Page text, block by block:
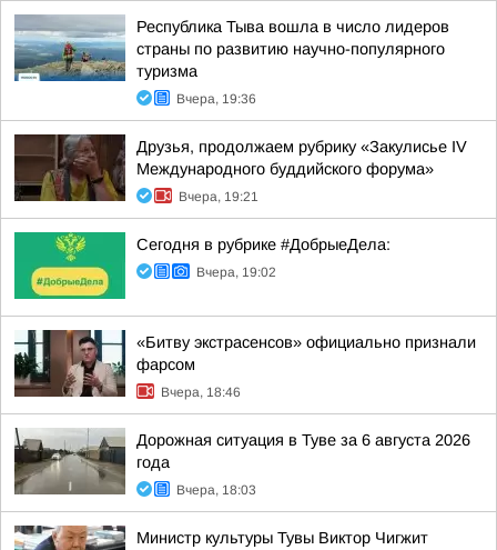
Республика Тыва вошла в число лидеров
страны по развитию научно-популярного
туризма
Вчера, 19:36
Друзья, продолжаем рубрику «Закулисье IV
Международного буддийского форума»
Вчера, 19:21
Сегодня в рубрике #ДобрыеДела:
Вчера, 19:02
«Битву экстрасенсов» официально признали
фарсом
Вчера, 18:46
Дорожная ситуация в Туве за 6 августа 2026
года
Вчера, 18:03
Министр культуры Тувы Виктор Чигжит